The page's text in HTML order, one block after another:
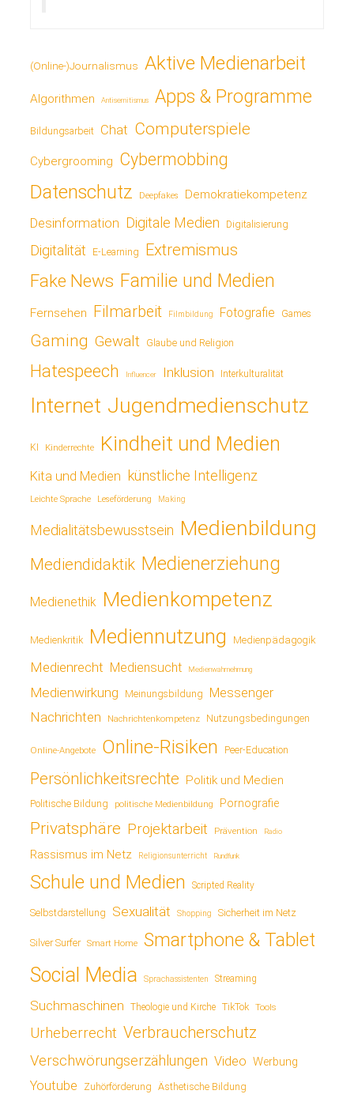
(Online-)Journalismus Aktive Medienarbeit
Algorithmen Antisemitismus Apps & Programme
Bildungsarbeit Chat Computerspiele
Cybergrooming Cybermobbing
Datenschutz Deepfakes Demokratiekompetenz
Desinformation Digitale Medien Digitalisierung
Digitalität E-Learning Extremismus
Fake News Familie und Medien
Fernsehen Filmarbeit Filmbildung Fotografie Games
Gaming Gewalt Glaube und Religion
Hatespeech Influencer Inklusion Interkulturalität
Internet Jugendmedienschutz
KI Kinderrechte Kindheit und Medien
Kita und Medien künstliche Intelligenz
Leichte Sprache Leseförderung Making
Medialitätsbewusstsein Medienbildung
Mediendidaktik Medienerziehung
Medienethik Medienkompetenz
Medienkritik Mediennutzung Medienpädagogik
Medienrecht Mediensucht Medienwahrnehmung
Medienwirkung Meinungsbildung Messenger
Nachrichten Nachrichtenkompetenz Nutzungsbedingungen
Online-Angebote Online-Risiken Peer-Education
Persönlichkeitsrechte Politik und Medien
Politische Bildung politische Medienbildung Pornografie
Privatsphäre Projektarbeit Prävention Radio
Rassismus im Netz Religionsunterricht Rundfunk
Schule und Medien Scripted Reality
Selbstdarstellung Sexualität Shopping Sicherheit im Netz
Silver Surfer Smart Home Smartphone & Tablet
Social Media Sprachassistenten Streaming
Suchmaschinen Theologie und Kirche TikTok Tools
Urheberrecht Verbraucherschutz
Verschwörungserzählungen Video Werbung
Youtube Zuhörförderung Ästhetische Bildung